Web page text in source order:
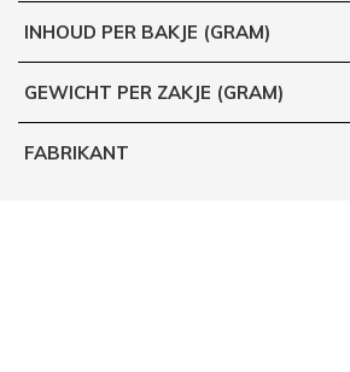
INHOUD PER BAKJE (GRAM)
GEWICHT PER ZAKJE (GRAM)
FABRIKANT